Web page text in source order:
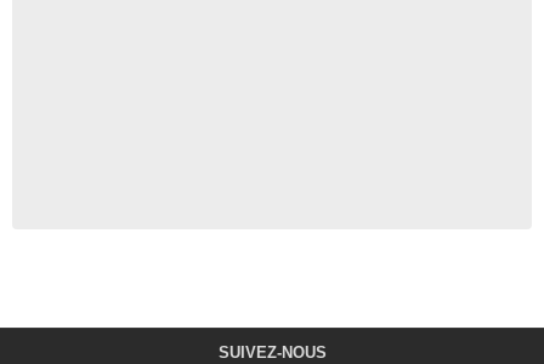
SUIVEZ-NOUS